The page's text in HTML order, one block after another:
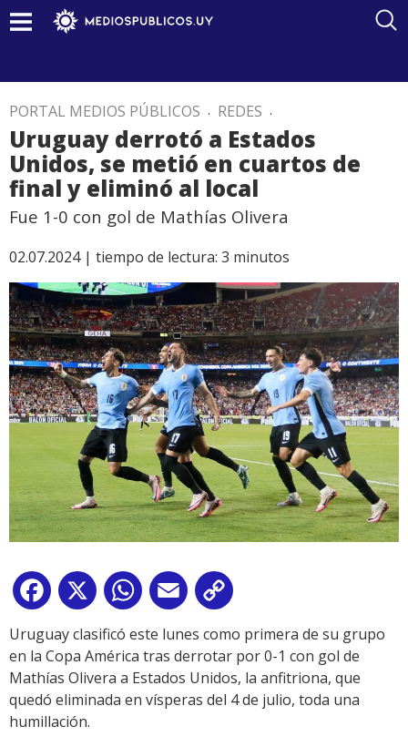
PORTAL MEDIOS PÚBLICOS . REDES .
Uruguay derrotó a Estados
Unidos, se metió en cuartos de
final y eliminó al local
Fue 1-0 con gol de Mathías Olivera
02.07.2024 | tiempo de lectura: 3 minutos
Facebook
X WhatsApp
Email
Link
Uruguay clasificó este lunes como primera de su grupo
en la Copa América tras derrotar por 0-1 con gol de
Mathías Olivera a Estados Unidos, la anfitriona, que
quedó eliminada en vísperas del 4 de julio, toda una
humillación.